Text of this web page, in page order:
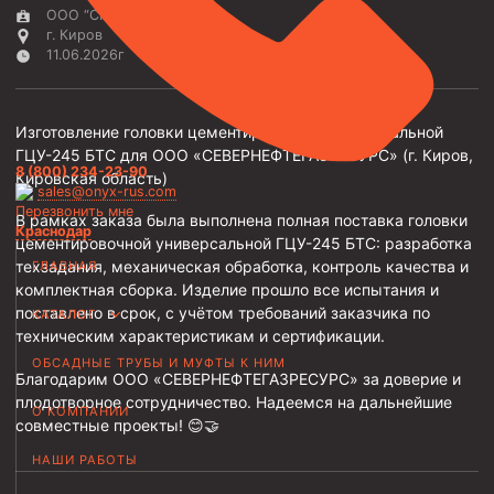
8 (800) 234-23-90
sales@onyx-rus.com
Перезвонить мне
Краснодар
ГЛАВНАЯ
КАТАЛОГ
ОБСАДНЫЕ ТРУБЫ И МУФТЫ К НИМ
О КОМПАНИИ
НАШИ РАБОТЫ
Трубы НКТ ТУ 14-3Р-138-2014
Трубы НКТ ТУ 14-3Р-121-2011
Трубы НКТ ТУ 14-161-232-2008
Трубы НКТ ТУ 39-0147016-97-99
Трубы НКТ ТУ 14-3-1534-87
Трубы НКТ ТУ 14-161-237-2018
Трубы НКТ ТУ 14-161-237-2018
Трубы НКТ ГОСТ 633-80
Муфты для насосно-компрессорных труб
Муфта НКТ 114
Муфта НКТ 102
ООО “СНГР”
г. Киров
11.06.2026г
Изготовление головки цементировочной универсальной
ГЦУ-245 БТС для ООО «СЕВЕРНЕФТЕГАЗРЕСУРС» (г. Киров,
Кировская область)
В рамках заказа была выполнена полная поставка головки
цементировочной универсальной ГЦУ-245 БТС: разработка
техзадания, механическая обработка, контроль качества и
комплектная сборка. Изделие прошло все испытания и
поставлено в срок, с учётом требований заказчика по
техническим характеристикам и сертификации.
Благодарим ООО «СЕВЕРНЕФТЕГАЗРЕСУРС» за доверие и
плодотворное сотрудничество. Надеемся на дальнейшие
совместные проекты! 😊🤝